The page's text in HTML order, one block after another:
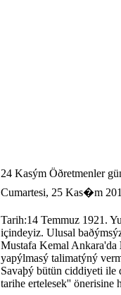
24 Kasým Öðretmenler
Cumartesi, 25 Kas�m
Tarih:14 Temmuz 1921.
içindeyiz. Ulusal
Mustafa Kemal Ankara'da
yapýlmasý talimatýný
Savaþý bütün ciddiyeti
tarihe ertelesek'' önerisine